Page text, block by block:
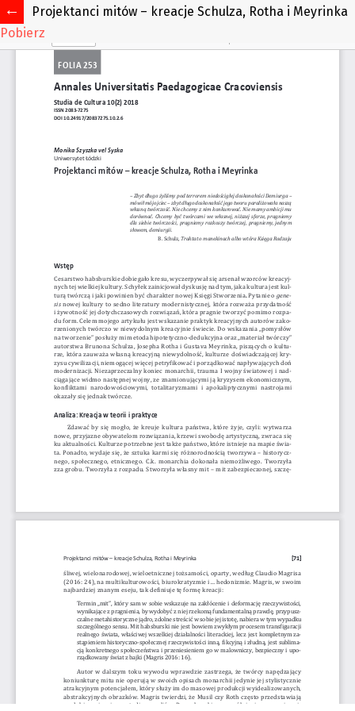
Projektanci mitów – kreacje Schulza, Rotha i Meyrinka
Pobierz